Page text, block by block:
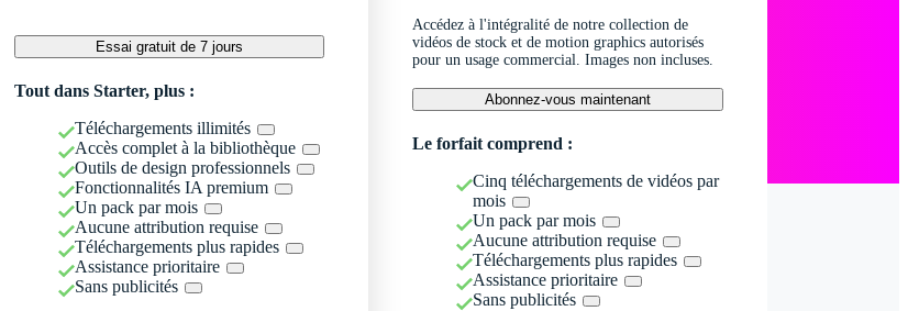
Essai gratuit de 7 jours
Tout dans Starter, plus :
Téléchargements illimités
Accès complet à la bibliothèque
Outils de design professionnels
Fonctionnalités IA premium
Un pack par mois
Aucune attribution requise
Téléchargements plus rapides
Assistance prioritaire
Sans publicités
Accédez à l'intégralité de notre collection de
vidéos de stock et de motion graphics autorisés
pour un usage commercial. Images non incluses.
Abonnez-vous maintenant
Le forfait comprend :
Cinq téléchargements de vidéos par
mois
Un pack par mois
Aucune attribution requise
Téléchargements plus rapides
Assistance prioritaire
Sans publicités